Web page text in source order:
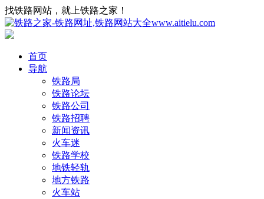
找铁路网站，就上铁路之家！
首页
导航
铁路局
铁路论坛
铁路公司
铁路招聘
新闻资讯
火车迷
铁路学校
地铁轻轨
地方铁路
火车站